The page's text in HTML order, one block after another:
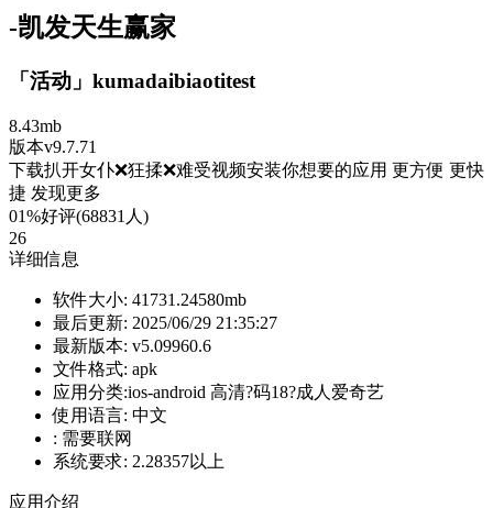
-凯发天生赢家
「活动」kumadaibiaotitest
8.43mb
版本v9.7.71
下载扒开女仆❌狂揉❌难受视频安装你想要的应用 更方便 更快
捷 发现更多
01%好评(68831人)
26
详细信息
软件大小: 41731.24580mb
最后更新: 2025/06/29 21:35:27
最新版本: v5.09960.6
文件格式: apk
应用分类:ios-android 高清?️码18?成人爱奇艺
使用语言: 中文
: 需要联网
系统要求: 2.28357以上
应用介绍